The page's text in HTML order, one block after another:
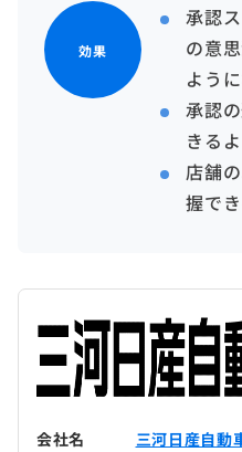
効果
承認
の意
よう
承認
きる
店舗
握で
会社名 三河日産自動